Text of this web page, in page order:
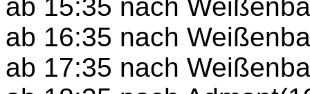
ab 15:35 nach
ab 16:35 nach
ab 17:35 nach